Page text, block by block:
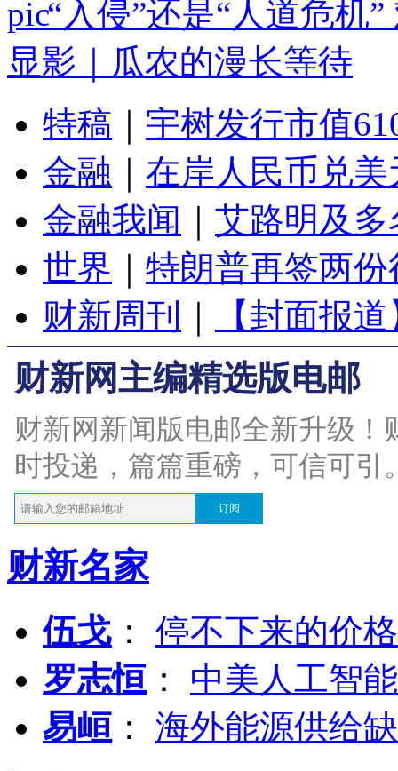
“入侵”还是“人道危机
显影｜瓜农的漫长等待
特稿
宇树发行市值
金融
在岸人民币兑
金融我闻
艾路明及
世界
特朗普再签两
财新周刊
【封面报
财新网主编精选版电邮
财新网新闻版电邮全新升级
时投递，篇篇重磅，可信可引
订阅
财新名家
伍戈 ： 停不下来的价
罗志恒 ： 中美人工智
易峘 ： 海外能源供给